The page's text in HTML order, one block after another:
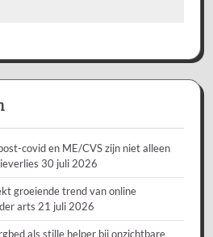
covid en ME/CVS zijn niet alleen
30 juli 2026
groeiende trend van online
arts 21 juli 2026
als stille helper bij onzichtbare